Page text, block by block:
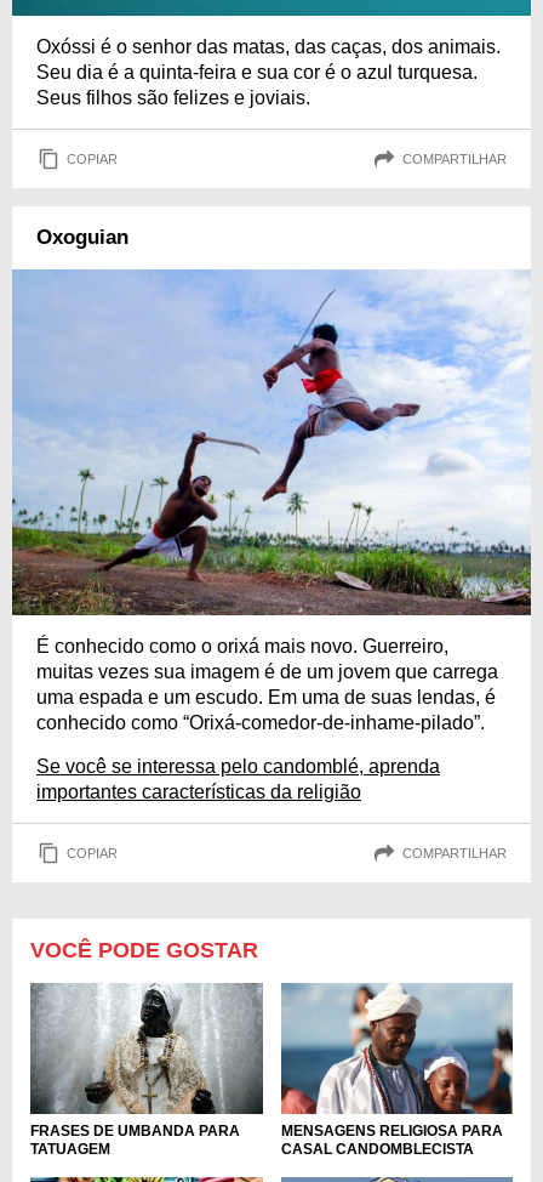
Oxóssi é o senhor das matas, das caças, dos animais.
Seu dia é a quinta-feira e sua cor é o azul turquesa.
Seus filhos são felizes e joviais.
COPIAR COMPARTILHAR
Oxoguian
É conhecido como o orixá mais novo. Guerreiro,
muitas vezes sua imagem é de um jovem que carrega
uma espada e um escudo. Em uma de suas lendas, é
conhecido como “Orixá-comedor-de-inhame-pilado”.
Se você se interessa pelo candomblé, aprenda
importantes características da religião
COPIAR COMPARTILHAR
VOCÊ PODE GOSTAR
FRASES DE UMBANDA PARA
TATUAGEM
MENSAGENS RELIGIOSA PARA
CASAL CANDOMBLECISTA